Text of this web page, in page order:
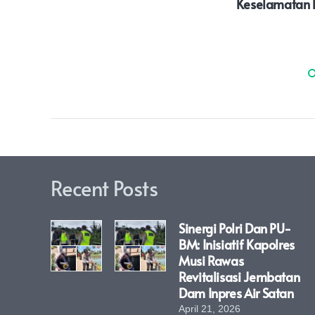
Keselamatan
Recent Posts
Sinergi Polri Dan PU-
BM: Inisiatif Kapolres
Musi Rawas
Revitalisasi Jembatan
Dam Inpres Air Satan
April 21, 2026